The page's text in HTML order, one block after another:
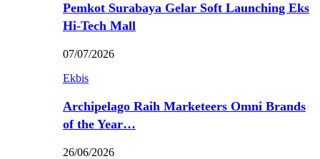
Pemkot Surabaya Gelar Soft Launching Eks
Hi-Tech Mall
07/07/2026
Ekbis
Archipelago Raih Marketeers Omni Brands
of the Year…
26/06/2026